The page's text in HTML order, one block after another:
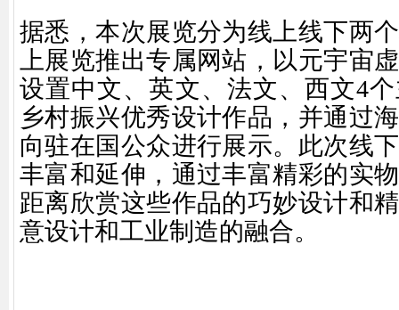
据悉，本次展览分为线上线下两
上展览推出专属网站，以元宇宙
设置中文、英文、法文、西文4
乡村振兴优秀设计作品，并通过
向驻在国公众进行展示。此次线
丰富和延伸，通过丰富精彩的实
距离欣赏这些作品的巧妙设计和
意设计和工业制造的融合。